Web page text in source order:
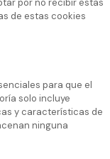
de estas cookies
para que el
solo incluye
y características de
ninguna